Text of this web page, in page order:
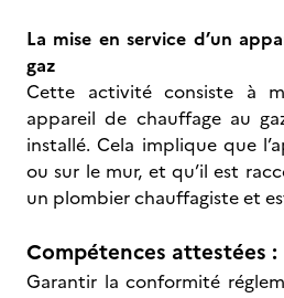
La mise en service d’un
gaz
Cette activité consiste à
appareil de chauffage au
installé. Cela implique que
ou sur le mur, et qu’il est
un plombier chauffagiste et
Compétences attestées :
Garantir la conformité